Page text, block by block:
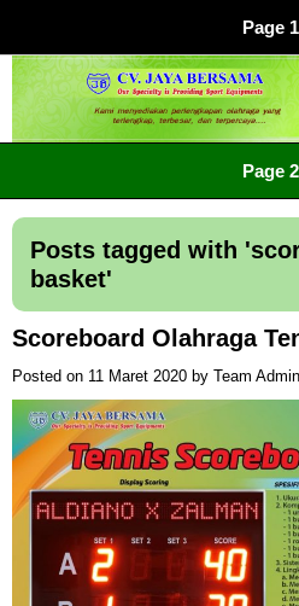
Page 1
CV JAYA BERSAMA Co Id
Menyediakan Semua
Page 2
Posts tagged with '
basket'
Scoreboard Olahraga
Posted on 11 Maret 2020 by Team Admin